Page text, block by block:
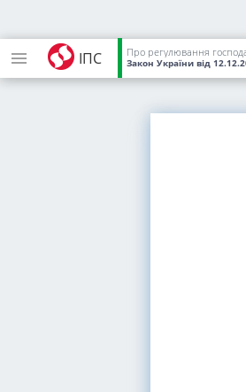
ІПС Про регулювання
Закон України від